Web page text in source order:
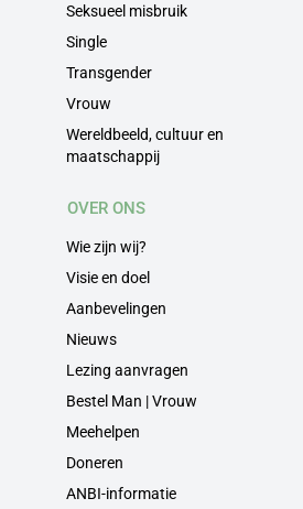
Seksueel misbruik
Single
Transgender
Vrouw
Wereldbeeld, cultuur en
maatschappij
OVER ONS
Wie zijn wij?
Visie en doel
Aanbevelingen
Nieuws
Lezing aanvragen
Bestel Man | Vrouw
Meehelpen
Doneren
ANBI-informatie